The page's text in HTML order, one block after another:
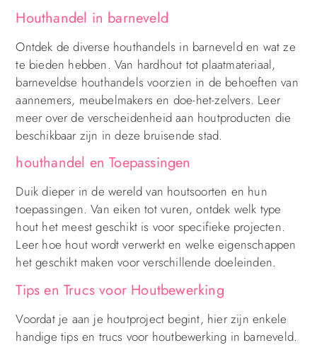
Houthandel in barneveld
Ontdek de diverse houthandels in barneveld en wat ze
te bieden hebben. Van hardhout tot plaatmateriaal,
barneveldse houthandels voorzien in de behoeften van
aannemers, meubelmakers en doe-het-zelvers. Leer
meer over de verscheidenheid aan houtproducten die
beschikbaar zijn in deze bruisende stad.
houthandel en Toepassingen
Duik dieper in de wereld van houtsoorten en hun
toepassingen. Van eiken tot vuren, ontdek welk type
hout het meest geschikt is voor specifieke projecten.
Leer hoe hout wordt verwerkt en welke eigenschappen
het geschikt maken voor verschillende doeleinden.
Tips en Trucs voor Houtbewerking
Voordat je aan je houtproject begint, hier zijn enkele
handige tips en trucs voor houtbewerking in barneveld.